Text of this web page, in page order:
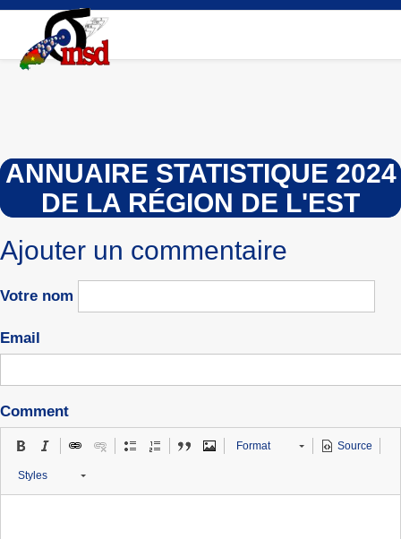
Aller
contenu
principal
ANNUAIRE STATISTIQUE 2024
DE LA RÉGION DE L'EST
Ajouter un commentaire
Votre nom
Email
Comment
Format Source
Styles